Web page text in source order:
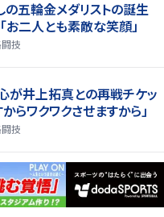
の五輪金メダリストの誕生
お二人とも素敵な笑顔」
闘技
が井上拓真との再戦チケッ
らワクワクさせますから」
闘技